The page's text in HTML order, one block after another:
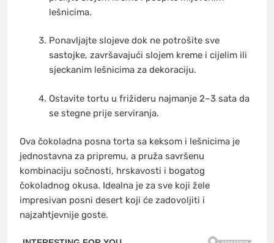
lešnicima.
Ponavljajte slojeve dok ne potrošite sve
sastojke, završavajući slojem kreme i cijelim ili
sjeckanim lešnicima za dekoraciju.
Ostavite tortu u frižideru najmanje 2–3 sata da
se stegne prije serviranja.
Ova čokoladna posna torta sa keksom i lešnicima je
jednostavna za pripremu, a pruža savršenu
kombinaciju sočnosti, hrskavosti i bogatog
čokoladnog okusa. Idealna je za sve koji žele
impresivan posni desert koji će zadovoljiti i
najzahtjevnije goste.